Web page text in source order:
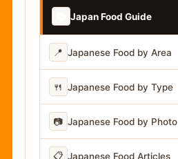
Japan Food Guide
📍 Japanese Food by Area
🍴 Japanese Food by Type
📷 Japanese Food by Photo
📋 Japanese Food Articles